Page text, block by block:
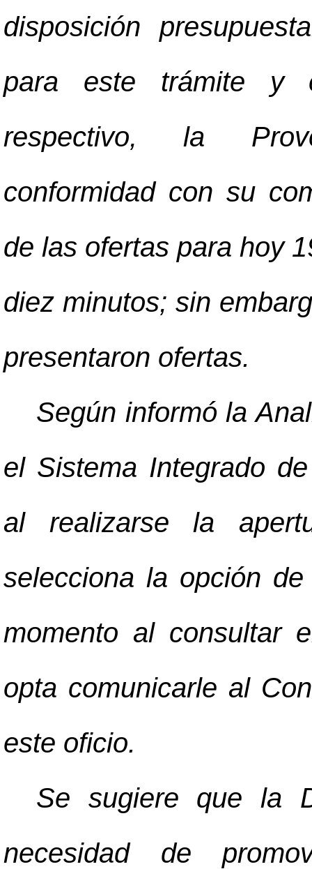
disposición
para este trámite y
respectivo, la
conformidad con su
de las ofertas para hoy
diez minutos; sin
presentaron ofertas.
Según informó la
el Sistema Integrado
al realizarse la
selecciona la opción de
momento al consultar
opta comunicarle al
este oficio.
Se sugiere que la
necesidad de